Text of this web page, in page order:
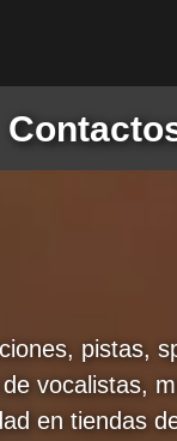
pistas,
vocalistas,
en tiendas